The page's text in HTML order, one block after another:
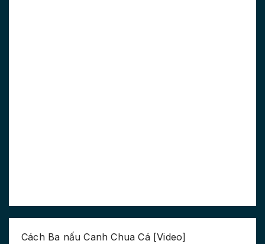
Cách Ba nấu Canh Chua Cá [Video]